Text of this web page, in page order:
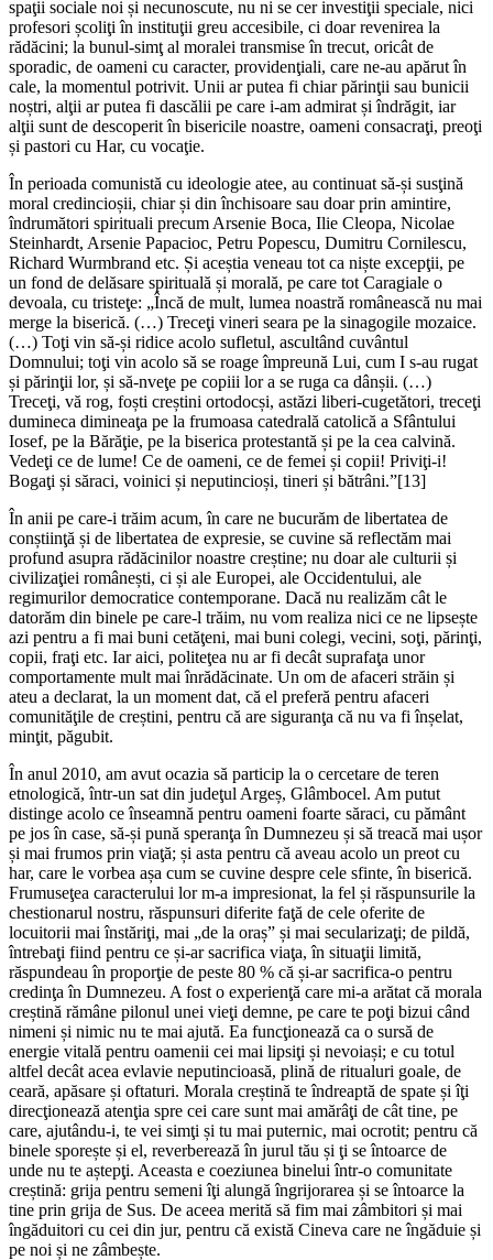
spaţii sociale noi și necunoscute, nu ni se cer investiţii speciale, nici
profesori școliţi în instituţii greu accesibile, ci doar revenirea la
rădăcini; la bunul-simţ al moralei transmise în trecut, oricât de
sporadic, de oameni cu caracter, providenţiali, care ne-au apărut în
cale, la momentul potrivit. Unii ar putea fi chiar părinţii sau bunicii
noștri, alţii ar putea fi dascălii pe care i-am admirat și îndrăgit, iar
alţii sunt de descoperit în bisericile noastre, oameni consacraţi, preoţi
și pastori cu Har, cu vocaţie.
În perioada comunistă cu ideologie atee, au continuat să-și susţină
moral credincioșii, chiar și din închisoare sau doar prin amintire,
îndrumători spirituali precum Arsenie Boca, Ilie Cleopa, Nicolae
Steinhardt, Arsenie Papacioc, Petru Popescu, Dumitru Cornilescu,
Richard Wurmbrand etc. Și aceștia veneau tot ca niște excepţii, pe
un fond de delăsare spirituală și morală, pe care tot Caragiale o
devoala, cu tristeţe: „Încă de mult, lumea noastră românească nu mai
merge la biserică. (…) Treceţi vineri seara pe la sinagogile mozaice.
(…) Toţi vin să-și ridice acolo sufletul, ascultând cuvântul
Domnului; toţi vin acolo să se roage împreună Lui, cum I s-au rugat
și părinţii lor, și să-nveţe pe copiii lor a se ruga ca dânșii. (…)
Treceţi, vă rog, foști creștini ortodocși, astăzi liberi-cugetători, treceţi
dumineca dimineaţa pe la frumoasa catedrală catolică a Sfântului
Iosef, pe la Bărăţie, pe la biserica protestantă și pe la cea calvină.
Vedeţi ce de lume! Ce de oameni, ce de femei și copii! Priviţi-i!
Bogaţi și săraci, voinici și neputincioși, tineri și bătrâni.”[13]
În anii pe care-i trăim acum, în care ne bucurăm de libertatea de
conștiinţă și de libertatea de expresie, se cuvine să reflectăm mai
profund asupra rădăcinilor noastre creștine; nu doar ale culturii și
civilizaţiei românești, ci și ale Europei, ale Occidentului, ale
regimurilor democratice contemporane. Dacă nu realizăm cât le
datorăm din binele pe care-l trăim, nu vom realiza nici ce ne lipsește
azi pentru a fi mai buni cetăţeni, mai buni colegi, vecini, soţi, părinţi,
copii, fraţi etc. Iar aici, politeţea nu ar fi decât suprafaţa unor
comportamente mult mai înrădăcinate. Un om de afaceri străin și
ateu a declarat, la un moment dat, că el preferă pentru afaceri
comunităţile de creștini, pentru că are siguranţa că nu va fi înșelat,
minţit, păgubit.
În anul 2010, am avut ocazia să particip la o cercetare de teren
etnologică, într-un sat din judeţul Argeș, Glâmbocel. Am putut
distinge acolo ce înseamnă pentru oameni foarte săraci, cu pământ
pe jos în case, să-și pună speranţa în Dumnezeu și să treacă mai ușor
și mai frumos prin viaţă; și asta pentru că aveau acolo un preot cu
har, care le vorbea așa cum se cuvine despre cele sfinte, în biserică.
Frumuseţea caracterului lor m-a impresionat, la fel și răspunsurile la
chestionarul nostru, răspunsuri diferite faţă de cele oferite de
locuitorii mai înstăriţi, mai „de la oraș” și mai secularizaţi; de pildă,
întrebaţi fiind pentru ce și-ar sacrifica viaţa, în situaţii limită,
răspundeau în proporţie de peste 80 % că și-ar sacrifica-o pentru
credinţa în Dumnezeu. A fost o experienţă care mi-a arătat că morala
creștină rămâne pilonul unei vieţi demne, pe care te poţi bizui când
nimeni și nimic nu te mai ajută. Ea funcţionează ca o sursă de
energie vitală pentru oamenii cei mai lipsiţi și nevoiași; e cu totul
altfel decât acea evlavie neputincioasă, plină de ritualuri goale, de
ceară, apăsare și oftaturi. Morala creștină te îndreaptă de spate și îţi
direcţionează atenţia spre cei care sunt mai amărâţi de cât tine, pe
care, ajutându-i, te vei simţi și tu mai puternic, mai ocrotit; pentru că
binele sporește și el, reverberează în jurul tău și ţi se întoarce de
unde nu te aștepţi. Aceasta e coeziunea binelui într-o comunitate
creștină: grija pentru semeni îţi alungă îngrijorarea și se întoarce la
tine prin grija de Sus. De aceea merită să fim mai zâmbitori și mai
îngăduitori cu cei din jur, pentru că există Cineva care ne îngăduie și
pe noi și ne zâmbește.